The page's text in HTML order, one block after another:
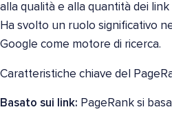
alla qualità e alla quantità dei
Ha svolto un ruolo significativo
Google come motore di ricerca.
Caratteristiche chiave del
Basato sui link: PageRank si